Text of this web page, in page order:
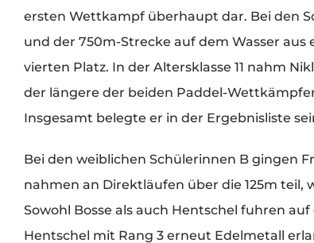
ersten Wettkampf überhaupt dar. Bei den
und der 750m-Strecke auf dem Wasser
vierten Platz. In der Altersklasse 11 nahm
der längere der beiden Paddel-
Insgesamt belegte er in der Ergebnisliste
Bei den weiblichen Schülerinnen B gingen
nahmen an Direktläufen über die 125m
Sowohl Bosse als auch Hentschel fuhren
Hentschel mit Rang 3 erneut Edelmetall